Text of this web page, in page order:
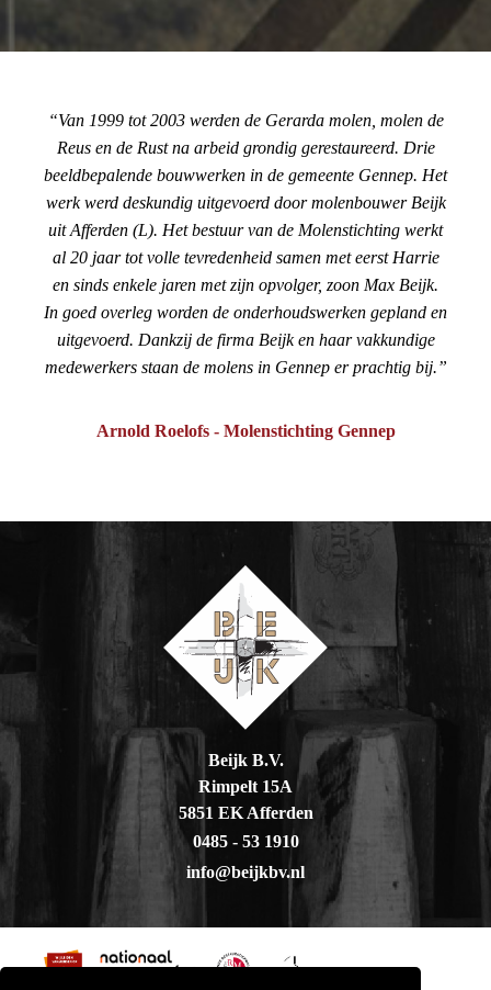
Van 1999 tot 2003 werden de Gerarda molen, molen de
Reus en de Rust na arbeid grondig gerestaureerd. Drie
beeldbepalende bouwwerken in de gemeente Gennep. Het
werk werd deskundig uitgevoerd door molenbouwer Beijk
uit Afferden (L). Het bestuur van de Molenstichting werkt
al 20 jaar tot volle tevredenheid samen met eerst Harrie
en sinds enkele jaren met zijn opvolger, zoon Max Beijk.
In goed overleg worden de onderhoudswerken gepland en
uitgevoerd. Dankzij de firma Beijk en haar vakkundige
medewerkers staan de molens in Gennep er prachtig bij.
Arnold Roelofs - Molenstichting Gennep
Beijk B.V.
Rimpelt 15A
5851 EK Afferden
0485 - 53 1910
info@beijkbv.nl